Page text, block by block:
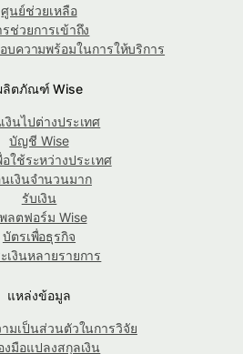
ศูนย์ช่วยเหลือ
รช่วยการเข้าถึง
บความพร้อมในการให้บริการ
ลิตภัณฑ์ Wise
งินไปต่างประเทศ
บัญชี Wise
ใช้ระหว่างประเทศ
เงินจำนวนมาก
รับเงิน
ลตฟอร์ม Wise
บัตรเพื่อธุรกิจ
เงินหลายรายการ
แหล่งข้อมูล
มเป็นส่วนตัวในการวิจัย
งมือแปลงสกุลเงิน